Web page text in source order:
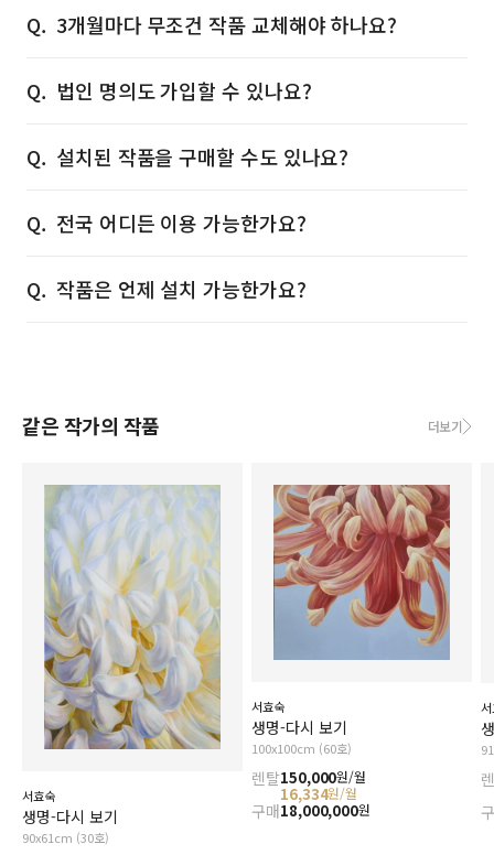
3개월마다 무조건 작품 교체해야 하나요?
법인 명의도 가입할 수 있나요?
설치된 작품을 구매할 수도 있나요?
전국 어디든 이용 가능한가요?
작품은 언제 설치 가능한가요?
같은 작가의 작품 더보기
서효숙
생명-다시 보기
90x61cm (30호)
서효숙
생명-다시 보기
100x100cm (60호)
렌탈150,000원/월
16,334원/월
구매18,000,000원